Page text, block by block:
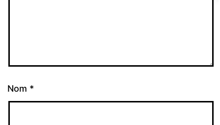
Nom *